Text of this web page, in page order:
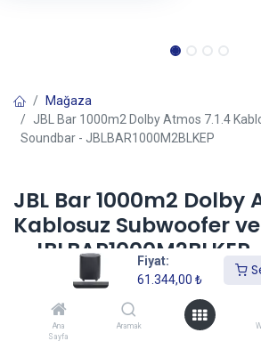
Fiyat:
61.344,00 ₺
Ana
Sayfa
Aramak
Mağaza
JBL Bar 1000m2 Dolby Atmos 7.1.4
Soundbar - JBLBAR1000M2BLKEP
JBL Bar 1000m2 Dolby
Kablosuz Subwoofer
- JBLBAR1000M2BLKEP
(0 incele)
61.344,00